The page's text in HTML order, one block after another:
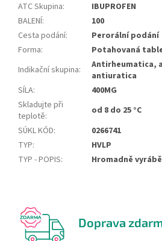
ATC Skupina:
IBUPROFEN
BALENÍ:
100
Cesta podání:
Perorální podání
Forma:
Potahovaná
Indikační skupina:
Antirheumatica,
antiuratica
SÍLA:
400MG
Skladujte při
teplotě:
od 8 do 25 °C
SÚKL KÓD:
0266741
TYP:
HVLP
TYP - POPIS: Hromadně
Doprava